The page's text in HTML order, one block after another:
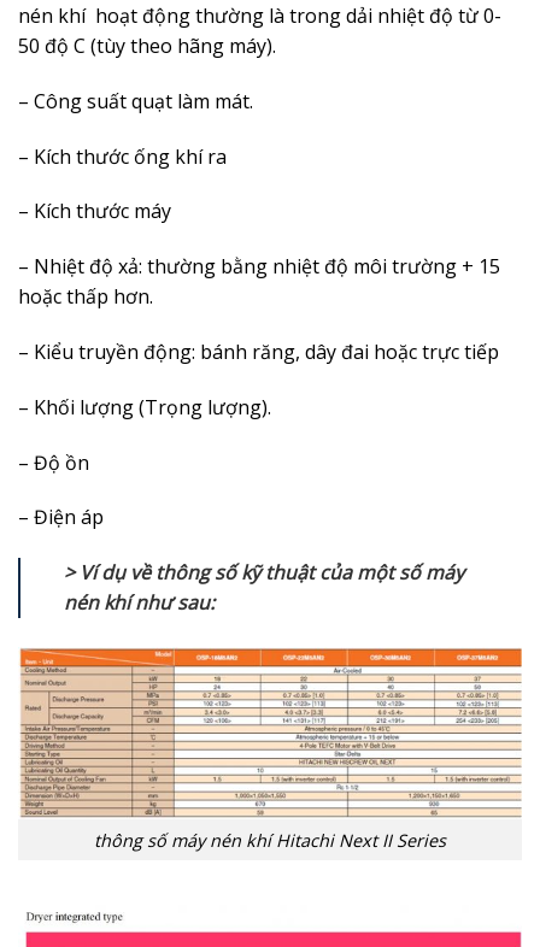
nén khí hoạt động thường là trong dải nhiệt độ từ 0-
50 độ C (tùy theo hãng máy).
– Công suất quạt làm mát.
– Kích thước ống khí ra
– Kích thước máy
– Nhiệt độ xả: thường bằng nhiệt độ môi trường + 15
hoặc thấp hơn.
– Kiểu truyền động: bánh răng, dây đai hoặc trực tiếp
– Khối lượng (Trọng lượng).
– Độ ồn
– Điện áp
> Ví dụ về thông số kỹ thuật của một số máy
nén khí như sau:
thông số máy nén khí Hitachi Next II Series